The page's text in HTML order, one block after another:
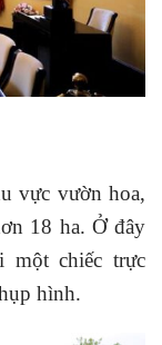
vực vườn hoa,
18 ha. Ở đây
một chiếc trực
hình.